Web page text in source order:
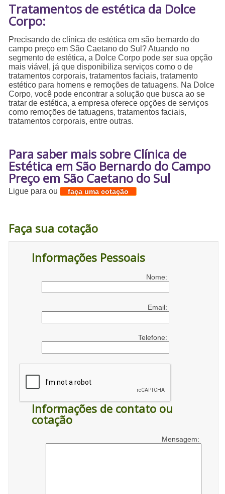
Tratamentos de estética da Dolce
Corpo:
Precisando de clínica de estética em são bernardo do
campo preço em São Caetano do Sul? Atuando no
segmento de estética, a Dolce Corpo pode ser sua opção
mais viável, já que disponibiliza serviços como o de
tratamentos corporais, tratamentos faciais, tratamento
estético para homens e remoções de tatuagens. Na Dolce
Corpo, você pode encontrar a solução que busca ao se
tratar de estética, a empresa oferece opções de serviços
como remoções de tatuagens, tratamentos faciais,
tratamentos corporais, entre outras.
Para saber mais sobre Clínica de
Estética em São Bernardo do Campo
Preço em São Caetano do Sul
Ligue paraou faça uma cotação
Faça sua cotação
Informações Pessoais
Nome:
Email:
Telefone:
Informações de contato ou
cotação
Mensagem: